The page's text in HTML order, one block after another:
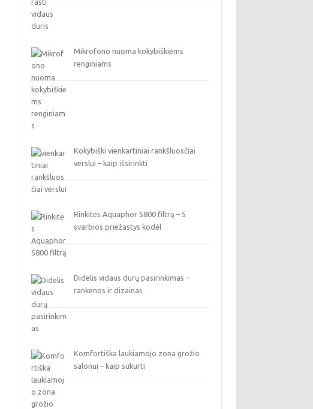
Mikrofono nuoma kokybiškiems
renginiams
Kokybiški vienkartiniai rankšluosčiai
verslui – kaip išsirinkti
Rinkitės Aquaphor S800 filtrą – 5
svarbios priežastys kodėl
Didelis vidaus durų pasirinkimas –
rankenos ir dizainas
Komfortiška laukiamojo zona grožio
salonui – kaip sukurti